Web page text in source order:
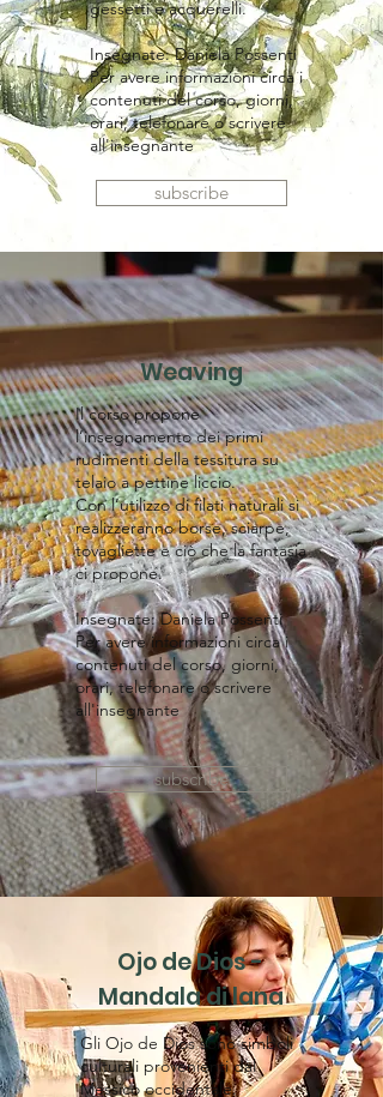
gessetti e acquerelli.
Insegnate: Daniela Possenti
Per avere informazioni circa i
contenuti del corso, giorni,
orari, telefonare o scrivere
all'insegnante
subscribe
Weaving
​Il corso propone
l’insegnamento dei primi
rudimenti della tessitura su
telaio a pettine liccio.
Con l’utilizzo di filati naturali si
realizzeranno borse, sciarpe,
tovagliette e ciò che la fantasia
ci propone.
Insegnate: Daniela Possenti
Per avere informazioni circa i
contenuti del corso, giorni,
orari, telefonare o scrivere
all'insegnante
subscribe
Ojo de Dios -
Mandala di lana
​Gli Ojo de Dios sono simboli
culturali provenienti dal
Messico occidentale.